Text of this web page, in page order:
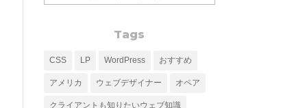
Tags
CSS LP WordPress おすすめ
アメリカ ウェブデザイナー オペア
クライアントも知りたいウェブ知識